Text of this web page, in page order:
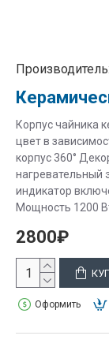
Производитель:
Корпус чайника
цвет в
корпус 360°
нагревательный
индикатор
Мощность 1200 Вт
2800₽
Оформить